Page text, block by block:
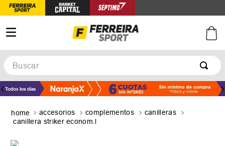
Buscar
TÉRMINOS MÁS BUSCADOS
2.
zapatillas
accesorios complementos
canilleras
canillera striker econom.l